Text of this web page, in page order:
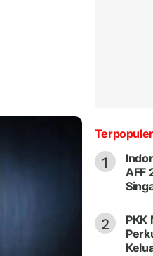
Terpopuler
1
AFF
2
PKK